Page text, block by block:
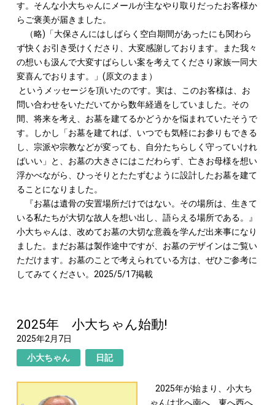
す。そんな小大ちゃんにメールが主なやり取りだったお客様か
らご褒美が届きました。
（略)「大保さんにはしばらく空白期間があったにも関わら
ず快くお引き受けくださり、大変感謝しております。また我々
の想いも汲んで大変すばらしい案を考えてくださり家族一同大
変喜んでおります。」(原文のまま）
というメッセージを頂いたのです。実は、このお客様は、お
問い合わせをいただいてから数年経過をしていました。その
間、将来を考え、お墓を建てるかどうかを悩まれていたそうで
す。しかし「お墓を建てれば、いつでも気軽にお参りもできる
し、宗派や宗教などが変っても、自分たちらしく守っていけれ
ばいい」と、お墓の大きさにはこだわらず、亡きお母様を想い
浮かべながら、ひっそりとたたずむように設計したお墓を建て
ることになりました。
『お墓は遺骨の安置場所だけではない。その場所は、生きて
いる私たちが大切な故人を想い出し、語らえる場所である。』
小大ちゃんは、改めてお墓の大切な意義を学んだ出来事になり
ました。まだお墓は製作途中ですが、お墓のデザインはご覧い
ただけます。お墓のことで考えられている方は、ぜひご参考に
してみてください。2025/5/17掲載
2025年 小大ちゃん始動!
2025年2月7日
小大ちゃん
日記
2025年が始まり、小大ち
ゃんは北へ南へ、東へ西へ